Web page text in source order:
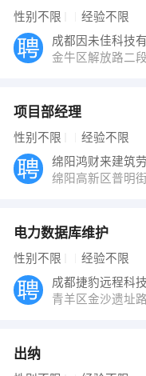
性别不限 经验不限
成都因未佳科技
金牛区解放路二段
项目部经理
性别不限 经验不限
绵阳鸿财来建筑
绵阳高新区普明
电力数据库维护
性别不限 经验不限
成都捷豹远程科
青羊区金沙遗址
出纳